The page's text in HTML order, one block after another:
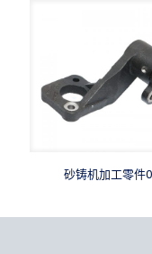
砂铸机加工零件